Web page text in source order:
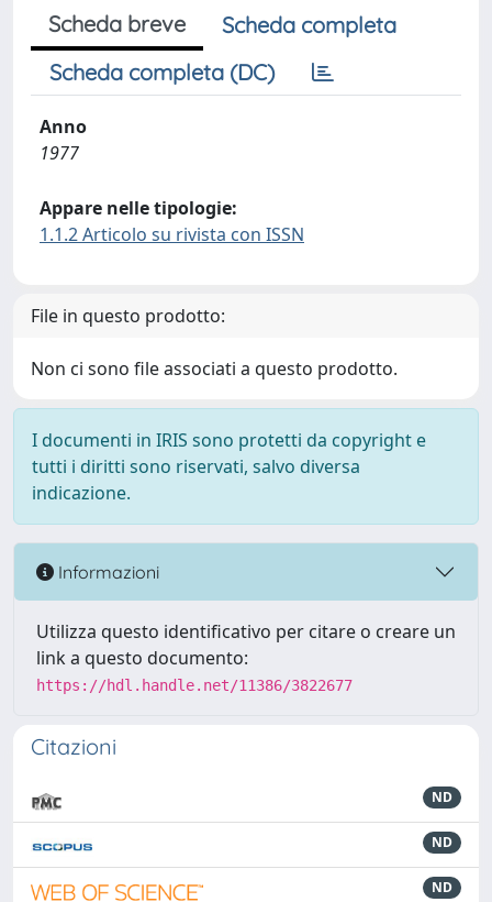
Scheda breve
Scheda completa
Scheda completa (DC)
Anno
1977
Appare nelle tipologie:
1.1.2 Articolo su rivista con ISSN
File in questo prodotto:
Non ci sono file associati a questo prodotto.
I documenti in IRIS sono protetti da copyright e
tutti i diritti sono riservati, salvo diversa
indicazione.
Informazioni
Utilizza questo identificativo per citare o creare un
link a questo documento:
https://hdl.handle.net/11386/3822677
Citazioni
ND
ND
ND